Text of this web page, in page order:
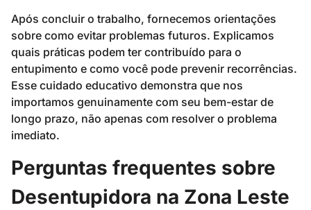
Após concluir o trabalho, fornecemos orientações
sobre como evitar problemas futuros. Explicamos
quais práticas podem ter contribuído para o
entupimento e como você pode prevenir recorrências.
Esse cuidado educativo demonstra que nos
importamos genuinamente com seu bem-estar de
longo prazo, não apenas com resolver o problema
imediato.
Perguntas frequentes sobre
Desentupidora na Zona Leste